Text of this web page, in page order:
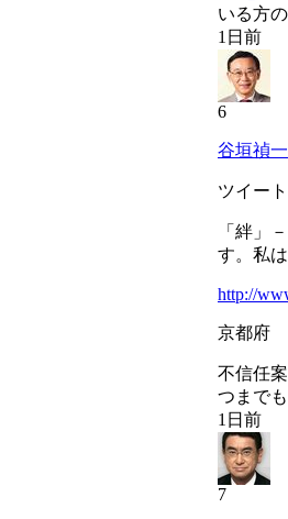
いる方
1日前
6
谷垣禎一
ツイー
「絆」
す。私
http://
京都府
不信任
つまで
1日前
7